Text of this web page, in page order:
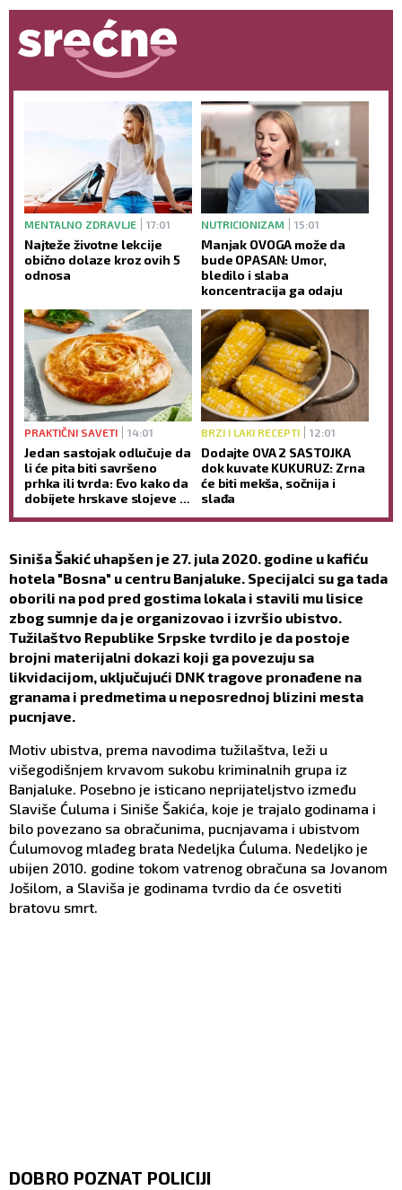
MENTALNO ZDRAVLJE 17:01
Najteže životne lekcije
obično dolaze kroz ovih 5
odnosa
NUTRICIONIZAM 15:01
Manjak OVOGA može da
bude OPASAN: Umor,
bledilo i slaba
koncentracija ga odaju
PRAKTIČNI SAVETI 14:01
Jedan sastojak odlučuje da
li će pita biti savršeno
prhka ili tvrda: Evo kako da
dobijete hrskave slojeve -
BRZI I LAKI RECEPTI 12:01
Dodajte OVA 2 SASTOJKA
dok kuvate KUKURUZ: Zrna
će biti mekša, sočnija i
slađa
Siniša Šakić uhapšen je 27. jula 2020. godine u kafiću
hotela "Bosna" u centru Banjaluke. Specijalci su ga tada
oborili na pod pred gostima lokala i stavili mu lisice
zbog sumnje da je organizovao i izvršio ubistvo.
Tužilaštvo Republike Srpske tvrdilo je da postoje
brojni materijalni dokazi koji ga povezuju sa
likvidacijom, uključujući DNK tragove pronađene na
granama i predmetima u neposrednoj blizini mesta
pucnjave.
Motiv ubistva, prema navodima tužilaštva, leži u
višegodišnjem krvavom sukobu kriminalnih grupa iz
Banjaluke. Posebno je isticano neprijateljstvo između
Slaviše Ćuluma i Siniše Šakića, koje je trajalo godinama i
bilo povezano sa obračunima, pucnjavama i ubistvom
Ćulumovog mlađeg brata Nedeljka Ćuluma. Nedeljko je
ubijen 2010. godine tokom vatrenog obračuna sa Jovanom
Jošilom, a Slaviša je godinama tvrdio da će osvetiti
bratovu smrt.
DOBRO POZNAT POLICIJI